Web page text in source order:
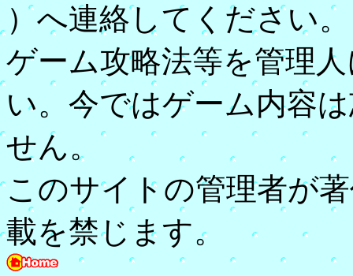
）へ連絡してください。
ゲーム攻略法等を管理
い。今ではゲーム内容
せん。
このサイトの管理者が
載を禁じます。